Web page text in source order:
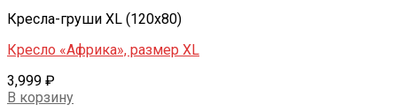
Кресла-груши XL (120x80)
Кресло «Африка», размер XL
3,999 ₽
В корзину